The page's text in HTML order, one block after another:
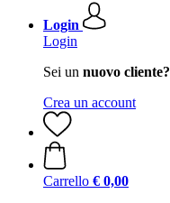
Login
Login
Sei un nuovo cliente?
Crea un account
Carrello € 0,00